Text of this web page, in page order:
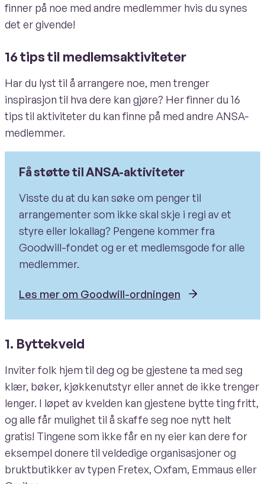
finner på noe med andre medlemmer hvis du synes
det er givende!
16 tips til medlemsaktiviteter
Har du lyst til å arrangere noe, men trenger
inspirasjon til hva dere kan gjøre? Her finner du 16
tips til aktiviteter du kan finne på med andre ANSA-
medlemmer.
Få støtte til ANSA-aktiviteter
Visste du at du kan søke om penger til
arrangementer som ikke skal skje i regi av et
styre eller lokallag? Pengene kommer fra
Goodwill-fondet og er et medlemsgode for alle
medlemmer.
Les mer om Goodwill-ordningen
1. Byttekveld
Inviter folk hjem til deg og be gjestene ta med seg
klær, bøker, kjøkkenutstyr eller annet de ikke trenger
lenger. I løpet av kvelden kan gjestene bytte ting fritt,
og alle får mulighet til å skaffe seg noe nytt helt
gratis! Tingene som ikke får en ny eier kan dere for
eksempel donere til veldedige organisasjoner og
bruktbutikker av typen Fretex, Oxfam, Emmaus eller